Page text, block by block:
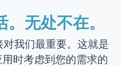
无处不在。
我们最重要。这就是
时考虑到您的需求的